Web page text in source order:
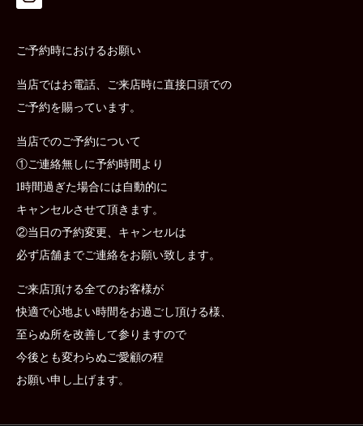
ご予約時におけるお願い
当店ではお電話、ご来店時に直接口頭での
ご予約を賜っています。
当店でのご予約について
①ご連絡無しに予約時間より
1時間過ぎた場合には自動的に
キャンセルさせて頂きます。
②当日の予約変更、キャンセルは
必ず店舗までご連絡をお願い致します。
ご来店頂ける全てのお客様が
快適で心地よい時間をお過ごし頂ける様、
至らぬ所を改善して参りますので
今後とも変わらぬご愛顧の程
お願い申し上げます。